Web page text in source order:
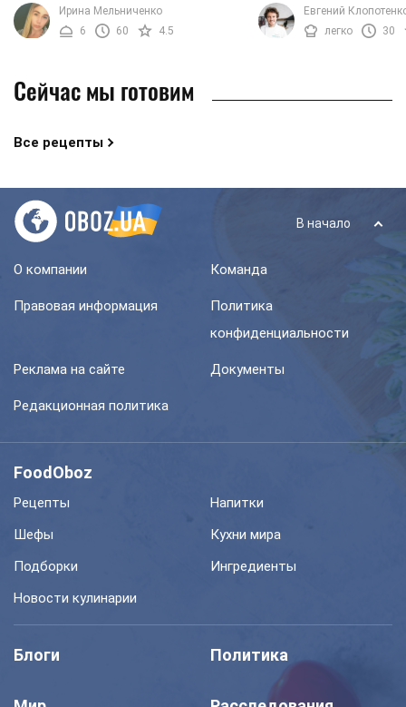
антиоксидантом. Кроме того,
употребление баклажанов ...
Ирина Мельниченко
6
60 4.5
фарш, много сыра и
тесто. Идеальный ...
Евгений
легко
30
Сейчас мы готовим
Все рецепты
В начало
О компании Команда
Правовая информация
Политика
конфиденциальности
Реклама на сайте Документы
Редакционная политика
FoodOboz
Рецепты
Напитки
Шефы
Кухни мира
Подборки
Ингредиенты
Новости кулинарии
Блоги Политика